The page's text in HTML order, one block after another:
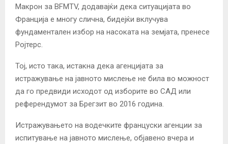
Макрон за BFMTV, додавајќи дека ситуацијата во
Франција е многу слична, бидејќи вклучува
фундаментален избор на насоката на земјата, пренесе
Ројтерс.
Тој, исто така, истакна дека агенцијата за
истражување на јавното мислење не била во можност
да го предвиди исходот од изборите во САД или
референдумот за Брегзит во 2016 година.
Истражувањето на водечките француски агенции за
испитување на јавното мислење, објавено вчера и